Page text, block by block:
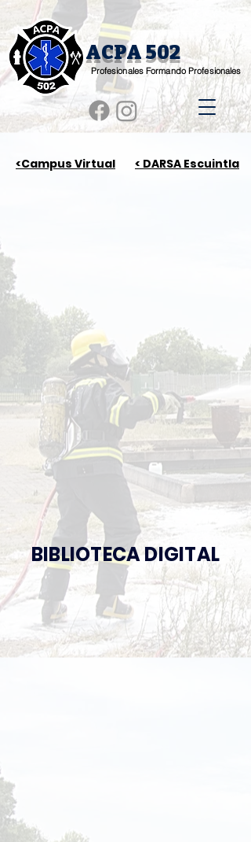
ACPA 502
Profesionales Formando Profesionales
<Campus Virtual < DARSA Escuintla
BIBLIOTECA DIGITAL